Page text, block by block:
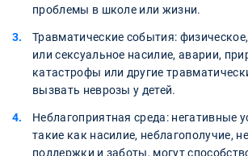
проблемы в школе или жизни.
Травматические события:
или сексуальное насилие, аварии,
катастрофы или другие
вызвать неврозы у детей.
Неблагоприятная среда: негативные
такие как насилие, неблагополучие,
поддержки и заботы, могут